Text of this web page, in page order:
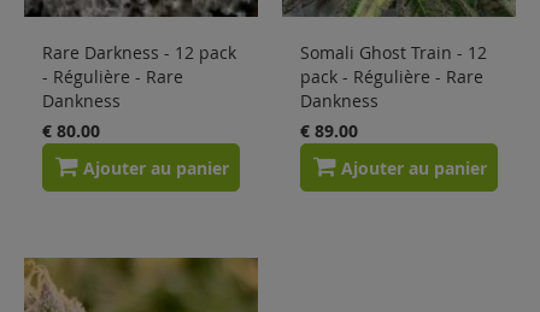
Rare Darkness - 12 pack
- Régulière - Rare
Dankness
€ 80.00
Ajouter au panier
Somali Ghost Train - 12
pack - Régulière - Rare
Dankness
€ 89.00
Ajouter au panier